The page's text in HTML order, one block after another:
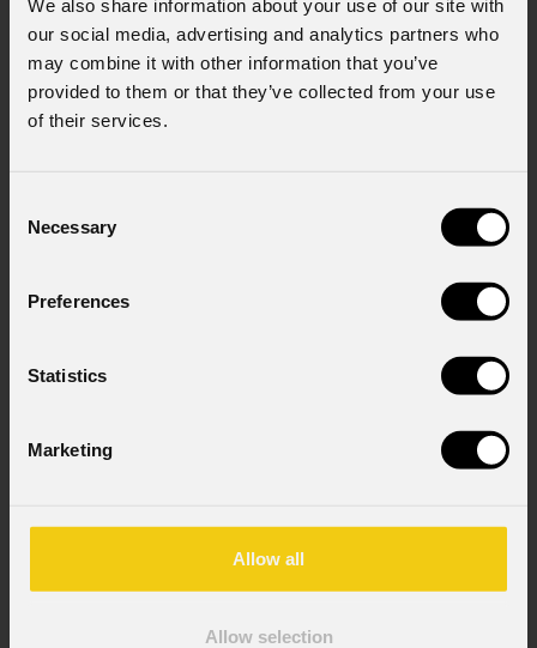
We also share information about your use of our site with
our social media, advertising and analytics partners who
may combine it with other information that you’ve
provided to them or that they’ve collected from your use
of their services.
Selection
Necessary
Preferences
Statistics
Marketing
Allow all
Allow selection
Cognome *
Cell.